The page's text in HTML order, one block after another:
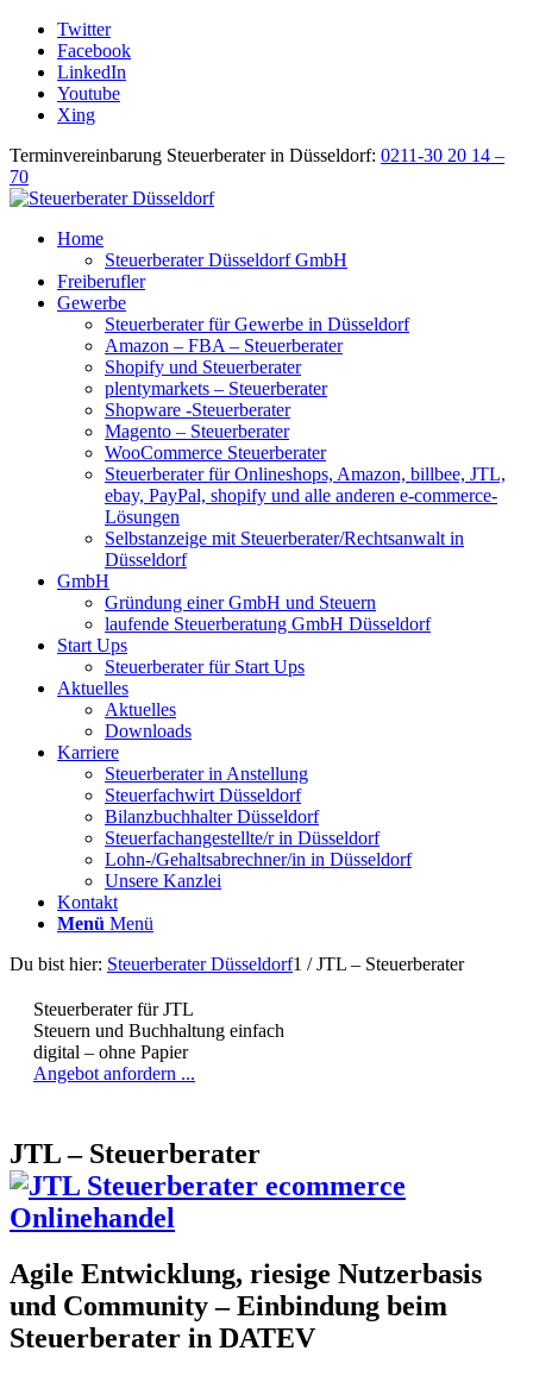
Twitter
Facebook
LinkedIn
Youtube
Xing
Terminvereinbarung Steuerberater in Düsseldorf: 0211-30 20 14 –
70
Home
Steuerberater Düsseldorf GmbH
Freiberufler
Gewerbe
Steuerberater für Gewerbe in Düsseldorf
Amazon – FBA – Steuerberater
Shopify und Steuerberater
plentymarkets – Steuerberater
Shopware -Steuerberater
Magento – Steuerberater
WooCommerce Steuerberater
Steuerberater für Onlineshops, Amazon, billbee, JTL,
ebay, PayPal, shopify und alle anderen e-commerce-
Lösungen
Selbstanzeige mit Steuerberater/Rechtsanwalt in
Düsseldorf
GmbH
Gründung einer GmbH und Steuern
laufende Steuerberatung GmbH Düsseldorf
Start Ups
Steuerberater für Start Ups
Aktuelles
Aktuelles
Downloads
Karriere
Steuerberater in Anstellung
Steuerfachwirt Düsseldorf
Bilanzbuchhalter Düsseldorf
Steuerfachangestellte/r in Düsseldorf
Lohn-/Gehaltsabrechner/in in Düsseldorf
Unsere Kanzlei
Kontakt
Menü Menü
Du bist hier: Steuerberater Düsseldorf1 / JTL – Steuerberater
Steuerberater für JTL
Steuern und Buchhaltung einfach
digital – ohne Papier
Angebot anfordern ...
JTL – Steuerberater
Agile Entwicklung, riesige Nutzerbasis
und Community – Einbindung beim
Steuerberater in DATEV